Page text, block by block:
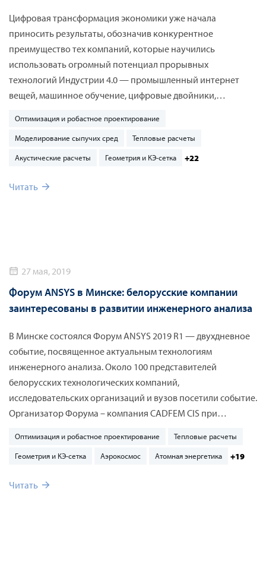
Цифровая трансформация экономики уже начала
приносить результаты, обозначив конкурентное
преимущество тех компаний, которые научились
использовать огромный потенциал прорывных
технологий Индустрии 4.0 — промышленный интернет
вещей, машинное обучение, цифровые двойники,
производстве, так и при эксплуатации оборудования и
промышленных объектов.
Оптимизация и робастное проектирование
Моделирование сыпучих сред Тепловые расчеты
Акустические расчеты Геометрия и КЭ-сетка +22
Читать
27 мая, 2019
Форум ANSYS в Минске: белорусские компании
заинтересованы в развитии инженерного анализа
В Минске состоялся Форум ANSYS 2019 R1 — двухдневное
событие, посвященное актуальным технологиям
инженерного анализа. Около 100 представителей
белорусских технологических компаний,
исследовательских организаций и вузов посетили событие.
Организатор Форума – компания CADFEM CIS при
Национальной академии наук Беларуси. В первый день
Форума участники посетили доклады, посвященные
Rocky DEM. Во второй день в формате мастер-классов
Оптимизация и робастное проектирование Тепловые расчеты
Геометрия и КЭ-сетка Аэрокосмос Атомная энергетика +19
Читать